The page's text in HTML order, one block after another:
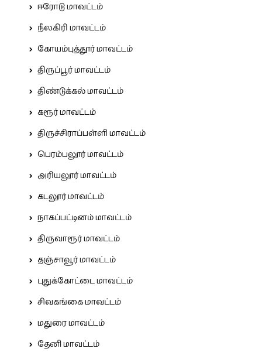
ஈரோடு மாவட்டம்
நீலகிரி மாவட்டம்
கோயம்புத்தூர் மாவட்டம்
திருப்பூர் மாவட்டம்
திண்டுக்கல் மாவட்டம்
கரூர் மாவட்டம்
திருச்சிராப்பள்ளி மாவட்டம்
பெரம்பலூர் மாவட்டம்
அரியலூர் மாவட்டம்
கடலூர் மாவட்டம்
நாகப்பட்டினம் மாவட்டம்
திருவாரூர் மாவட்டம்
தஞ்சாவூர் மாவட்டம்
புதுக்கோட்டை மாவட்டம்
சிவகங்கை மாவட்டம்
மதுரை மாவட்டம்
தேனி மாவட்டம்